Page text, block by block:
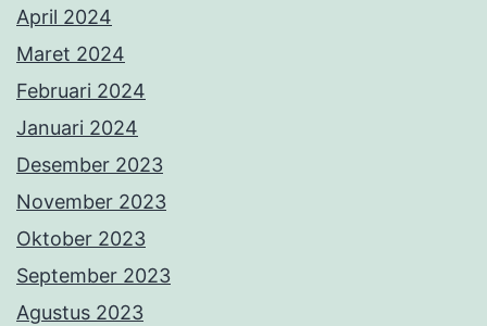
April 2024
Maret 2024
Februari 2024
Januari 2024
Desember 2023
November 2023
Oktober 2023
September 2023
Agustus 2023